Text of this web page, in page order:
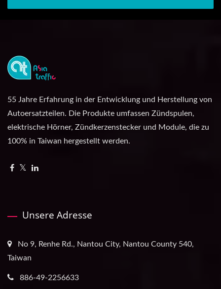
55 Jahre Erfahrung in der Entwicklung und Herstellung von
Autoersatzteilen. Die Produkte umfassen Zündspulen,
elektrische Hörner, Zündkerzenstecker und Module, die zu
100% in Taiwan hergestellt werden.
Unsere Adresse
No 9, Renhe Rd., Nantou City, Nantou County 540,
Taiwan
886-49-2256633